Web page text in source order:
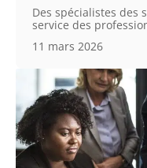
Des spécialistes des
service des
11 mars 2026